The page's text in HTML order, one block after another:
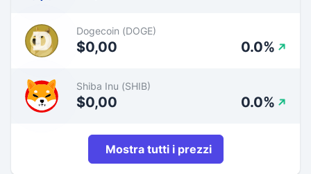
Dogecoin (DOGE)
$0,00 0.0%
Shiba Inu (SHIB)
$0,00 0.0%
Mostra tutti i prezzi